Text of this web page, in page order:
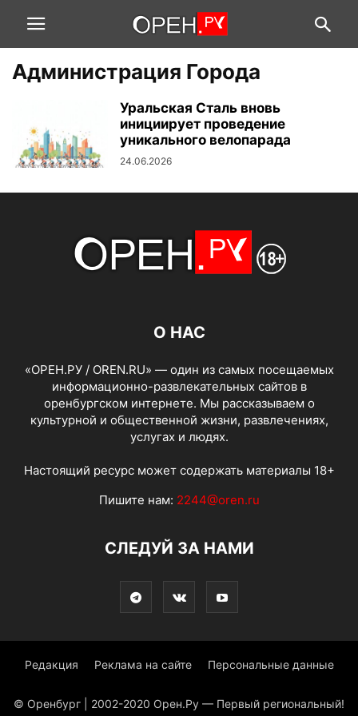
Администрация Города
Уральская Сталь вновь
инициирует проведение
уникального велопарада
24.06.2026
О НАС
«ОРЕН.РУ / OREN.RU» — один из самых посещаемых
информационно-развлекательных сайтов в
оренбургском интернете. Мы рассказываем о
культурной и общественной жизни, развлечениях,
услугах и людях.
Настоящий ресурс может содержать материалы 18+
Пишите нам: 2244@oren.ru
СЛЕДУЙ ЗА НАМИ
Редакция Реклама на сайте Персональные данные
© Оренбург | 2002-2020 Орен.Ру — Первый региональный!